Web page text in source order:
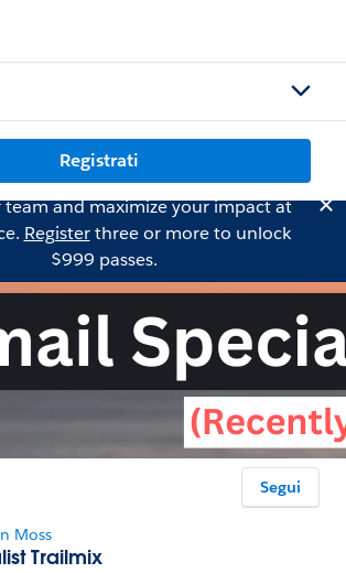
Registrati
team and maximize your impact at
Registerthree or more to unlock
$999 passes.
Segui